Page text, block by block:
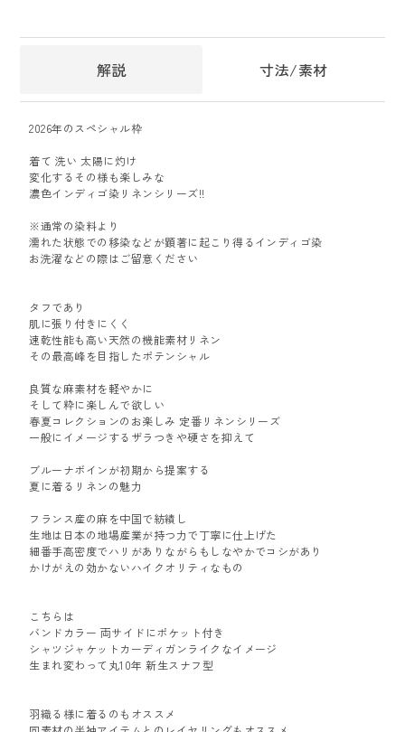
解説 寸法/素材
2026年のスペシャル枠
着て 洗い 太陽に灼け
変化するその様も楽しみな
濃色インディゴ染リネンシリーズ!!
※通常の染料より
濡れた状態での移染などが顕著に起こり得るインディゴ染
お洗濯などの際はご留意ください
タフであり
肌に張り付きにくく
速乾性能も高い天然の機能素材リネン
その最高峰を目指したポテンシャル
良質な麻素材を軽やかに
そして粋に楽しんで欲しい
春夏コレクションのお楽しみ 定番リネンシリーズ
一般にイメージするザラつきや硬さを抑えて
ブルーナボインが初期から提案する
夏に着るリネンの魅力
フランス産の麻を中国で紡績し
生地は日本の地場産業が持つ力で丁寧に仕上げた
細番手高密度でハリがありながらもしなやかでコシがあり
かけがえの効かないハイクオリティなもの
こちらは
バンドカラー 両サイドにポケット付き
シャツジャケットカーディガンライクなイメージ
生まれ変わって丸10年 新生スナフ型
羽織る様に着るのもオススメ